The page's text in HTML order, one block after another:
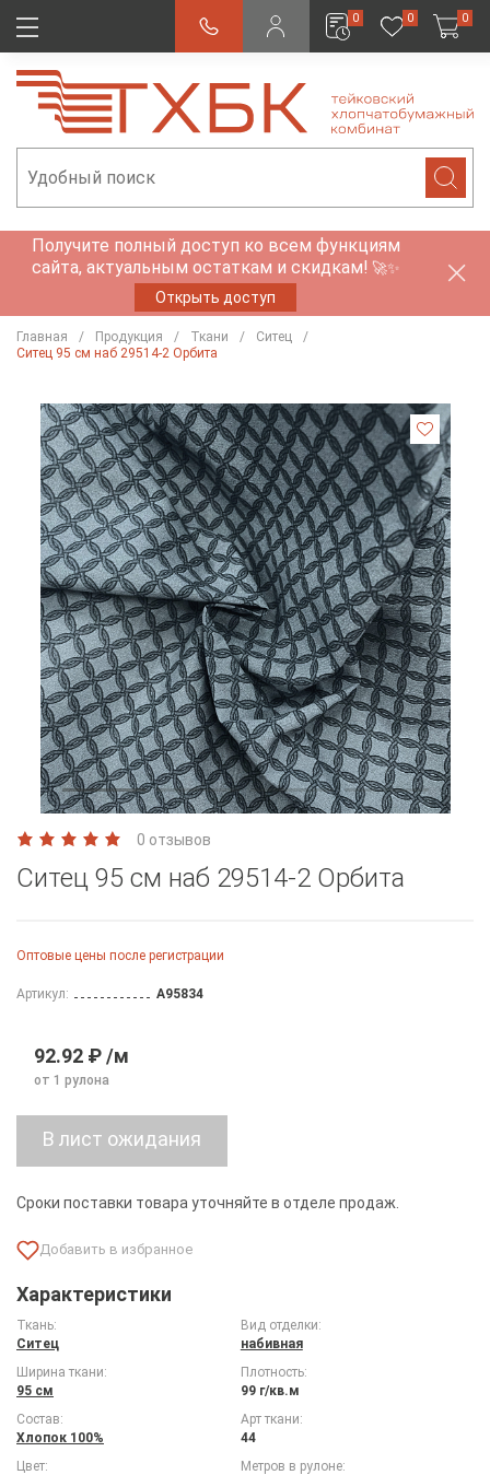
0 0 0
Получите полный доступ ко всем функциям
сайта, актуальным остаткам и скидкам! 🚀✨
Открыть доступ
Главная Продукция Ткани
Ситец
Ситец 95 см наб 29514-2 Орбита
0 отзывов
Ситец 95 см наб 29514-2 Орбита
Оптовые цены после регистрации
Артикул: A95834
92.92 ₽ /м
от 1 рулона
Сроки поставки товара уточняйте в отделе продаж.
Характеристики
Ткань:
Ситец
Вид отделки:
набивная
Ширина ткани:
95 см
Плотность:
99 г/кв.м
Состав:
Хлопок 100%
Арт ткани:
44
Цвет:
Метров в рулоне: